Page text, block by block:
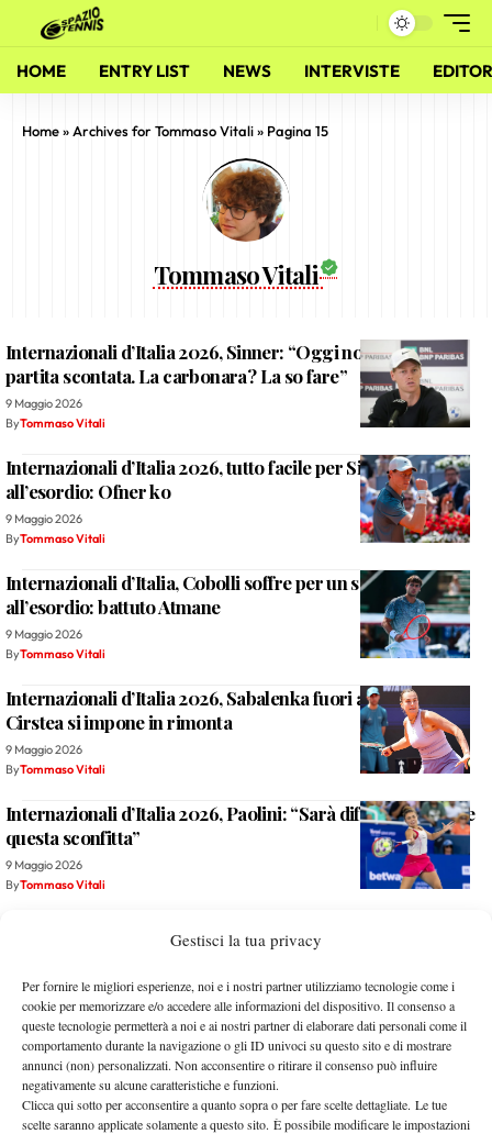
Gestisci la tua privacy
Per fornire le migliori esperienze, noi e i nostri partner utilizziamo tecnologie come i
cookie per memorizzare e/o accedere alle informazioni del dispositivo. Il consenso a
queste tecnologie permetterà a noi e ai nostri partner di elaborare dati personali come il
comportamento durante la navigazione o gli ID univoci su questo sito e di mostrare
annunci (non) personalizzati. Non acconsentire o ritirare il consenso può influire
negativamente su alcune caratteristiche e funzioni.
Clicca qui sotto per acconsentire a quanto sopra o per fare scelte dettagliate. Le tue
scelte saranno applicate solamente a questo sito. È possibile modificare le impostazioni
HOME ENTRY LIST NEWS INTERVISTE
Home» Archives for Tommaso Vitali» Pagina 15
Tommaso Vitali
Internazionali d’Italia 2026, Sinner: “Oggi non era una
partita scontata. La carbonara? La so fare”
9 Maggio 2026
ByTommaso Vitali
Internazionali d’Italia 2026, tutto facile per Sinner
all’esordio: Ofner ko
9 Maggio 2026
ByTommaso Vitali
Internazionali d’Italia, Cobolli soffre per un set ma vince
all’esordio: battuto Atmane
9 Maggio 2026
ByTommaso Vitali
Internazionali d’Italia 2026, Sabalenka fuori a sorpresa:
Cirstea si impone in rimonta
9 Maggio 2026
ByTommaso Vitali
Internazionali d’Italia 2026, Paolini: “Sarà difficile superare
questa sconfitta”
9 Maggio 2026
ByTommaso Vitali
Internazionali d’Italia 2026
8 Maggio 2026
Tommaso Vitali
Chi è Victoria Mboko, avversaria di Tyra Grant al secondo
turno degli Internazionali d’Italia 2026
8 Maggio 2026
Tommaso Vitali